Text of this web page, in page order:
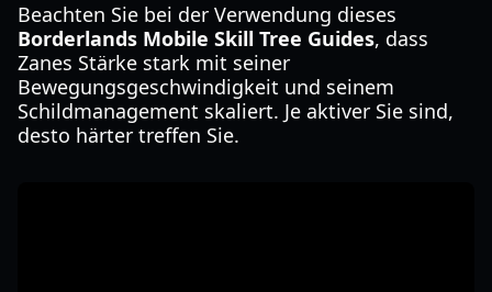
Beachten Sie bei der Verwendung dieses
Borderlands Mobile Skill Tree Guides, dass
Zanes Stärke stark mit seiner
Bewegungsgeschwindigkeit und seinem
Schildmanagement skaliert. Je aktiver Sie sind,
desto härter treffen Sie.